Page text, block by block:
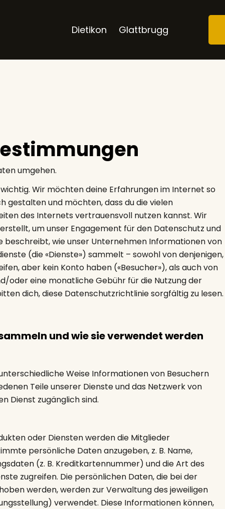
Dietikon Glattbrugg
umgehen.
Wir möchten deine Erfahrungen im Internet so
gestalten und möchten, dass du die vielen
des Internets vertrauensvoll nutzen kannst. Wir
um unser Engagement für den Datenschutz und
beschreibt, wie unser Unternehmen Informationen von
(die «Dienste») sammelt – sowohl von denjenigen,
aber kein Konto haben («Besucher»), als auch von
oder eine monatliche Gebühr für die Nutzung der
dich, diese Datenschutzrichtlinie sorgfältig zu lesen.
und wie sie verwendet werden
Weise Informationen von Besuchern
Teile unserer Dienste und das Netzwerk von
Dienst zugänglich sind.
oder Diensten werden die Mitglieder
persönliche Daten anzugeben, z. B. Name,
(z. B. Kreditkartennummer) und die Art des
zugreifen. Die persönlichen Daten, die bei der
werden, werden zur Verwaltung des jeweiligen
verwendet. Diese Informationen können,